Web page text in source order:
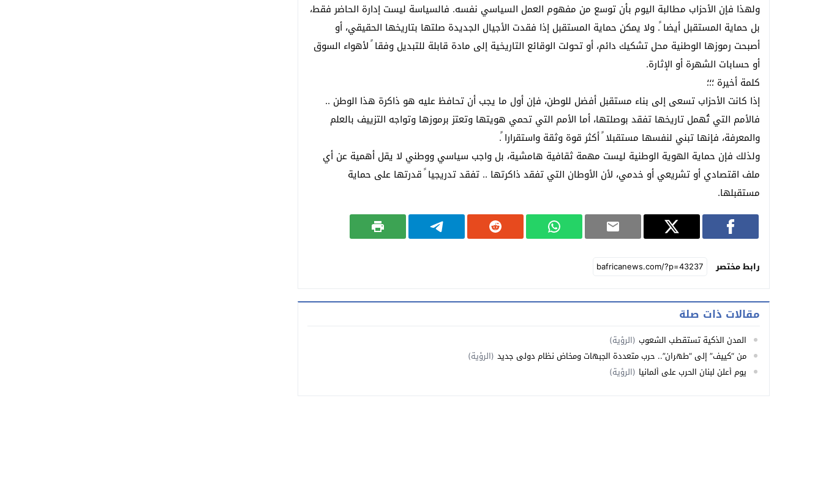
ولهذا فإن الأحزاب مطالبة اليوم بأن توسع من مفهوم العمل السياسي نفسه. فالسياسة ليست إدارة الحاضر فقط،
بل حماية المستقبل أيضا ً. ولا يمكن حماية المستقبل إذا فقدت الأجيال الجديدة صلتها بتاريخها الحقيقي، أو
أصبحت رموزها الوطنية محل تشكيك دائم، أو تحولت الوقائع التاريخية إلى مادة قابلة للتبديل وفقا ً لأهواء السوق
أو حسابات الشهرة أو الإثارة.
كلمة أخيرة ؛؛؛
إذا كانت الأحزاب تسعى إلى بناء مستقبل أفضل للوطن، فإن أول ما يجب أن تحافظ عليه هو ذاكرة هذا الوطن ..
فالأمم التي تُهمل تاريخها تفقد بوصلتها، أما الأمم التي تحمي هويتها وتعتز برموزها وتواجه التزييف بالعلم
والمعرفة، فإنها تبني لنفسها مستقبلا ً أكثر قوة وثقة واستقرارا ً.
ولذلك فإن حماية الهوية الوطنية ليست مهمة ثقافية هامشية، بل واجب سياسي ووطني لا يقل أهمية عن أي
ملف اقتصادي أو تشريعي أو خدمي، لأن الأوطان التي تفقد ذاكرتها .. تفقد تدريجيا ً قدرتها على حماية
مستقبلها.
رابط مختصر
مقالات ذات صلة
المدن الذكية تستقطب الشعوب (الرؤية)
من “كييف” إلى “طهران”.. حرب متعددة الجبهات ومخاض نظام دولي جديد (الرؤية)
يوم أعلن لبنان الحرب على ألمانيا (الرؤية)